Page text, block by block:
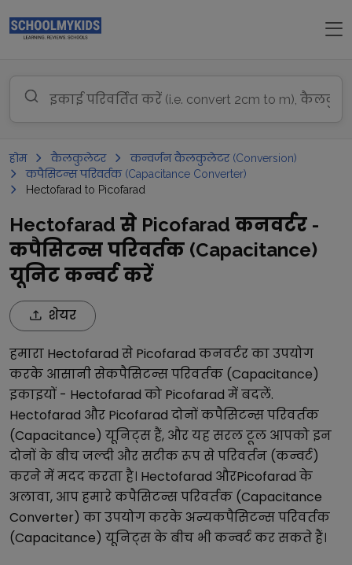
होम कैलकुलेटर
कन्वर्जन कैलकुलेटर (Conversion)
कपैसिटन्स परिवर्तक (Capacitance Converter)
Hectofarad to Picofarad
Hectofarad से Picofarad कनवर्टर -
कपैसिटन्स परिवर्तक (Capacitance)
यूनिट कन्वर्ट करें
शेयर
हमारा Hectofarad से Picofarad कनवर्टर का उपयोग
करके आसानी सेकपैसिटन्स परिवर्तक (Capacitance)
इकाइयों - Hectofarad को Picofarad में बदलें.
Hectofarad और Picofarad दोनोंकपैसिटन्स परिवर्तक
(Capacitance) यूनिट्स हैं, और यह सरल टूल आपको इन
दोनों के बीच जल्दी और सटीक रूप से परिवर्तन (कन्वर्ट)
करने में मदद करता है। Hectofarad औरPicofarad के
अलावा, आप हमारेकपैसिटन्स परिवर्तक (Capacitance
Converter) का उपयोग करके अन्यकपैसिटन्स परिवर्तक
(Capacitance) यूनिट्स के बीच भी कन्वर्ट कर सकते हैं।